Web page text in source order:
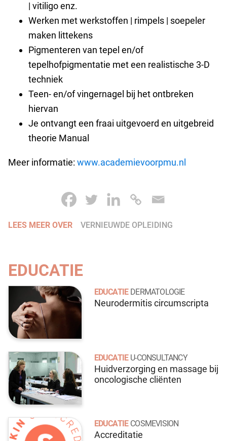
| vitiligo enz.
Werken met werkstoffen | rimpels | soepeler
maken littekens
Pigmenteren van tepel en/of
tepelhofpigmentatie met een realistische 3-D
techniek
Teen- en/of vingernagel bij het ontbreken
hiervan
Je ontvangt een fraai uitgevoerd en uitgebreid
theorie Manual
Meer informatie: www.academievoorpmu.nl
LEES MEER OVER VERNIEUWDE OPLEIDING
EDUCATIE
EDUCATIE DERMATOLOGIE
Neurodermitis circumscripta
EDUCATIE U-CONSULTANCY
Huidverzorging en massage bij
oncologische cliënten
EDUCATIE COSMEVISION
Accreditatie